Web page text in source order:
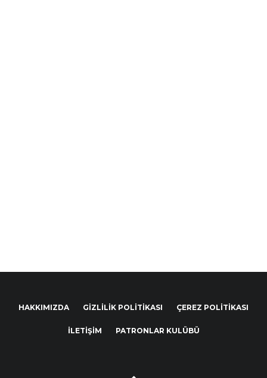
HAKKIMIZDA GIZLILIK POLITIKASI ÇEREZ POLITIKASI
İLETIŞIM PATRONLAR KULÜBÜ